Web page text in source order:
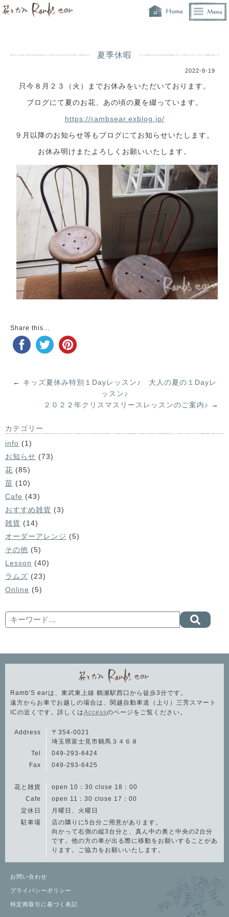
夏季休暇
2022-8-19
只今８月２３（火）までお休みをいただいております。
ブログにて夏のお花、あの頃の夏を綴っています。
https://rambsear.exblog.jp/
９月以降のお知らせ等もブログにてお知らせいたします。
お休み明けまたよろしくお願いいたします。
Share this...
← キッズ夏休み特別１Dayレッスン♪ 大人の夏の１Dayレ
ッスン♪
２０２２年クリスマスリースレッスンのご案内♪ →
カテゴリー
info (1)
お知らせ (73)
花 (85)
苗 (10)
Cafe (43)
おすすめ雑貨 (3)
雑貨 (14)
オーダーアレンジ (5)
その他 (5)
Lesson (40)
ラムズ (23)
Online (5)
Search
Ramb'S earは、東武東上線 鶴瀬駅西口から徒歩3分です。
遠方からお車でお越しの場合は、関越自動車道（上り）三芳スマート
ICの近くです。詳しくはAccessのページをご覧ください。
Address
〒354-0021
埼玉県富士見市鶴馬３４６８
Tel
049-293-6424
Fax
049-293-6425
花と雑貨
open 10：30 close 18：00
Cafe
open 11：30 close 17：00
定休日
月曜日、火曜日
駐車場
店の隣りに5台分ご用意があります。
向かって右側の縦3台分と、真ん中の奥と中央の2台分
です。他の方の車が出る際に移動をお願いすることがあ
ります。ご協力をお願いいたします。
お問い合わせ
プライバシーポリシー
特定商取引に基づく表記